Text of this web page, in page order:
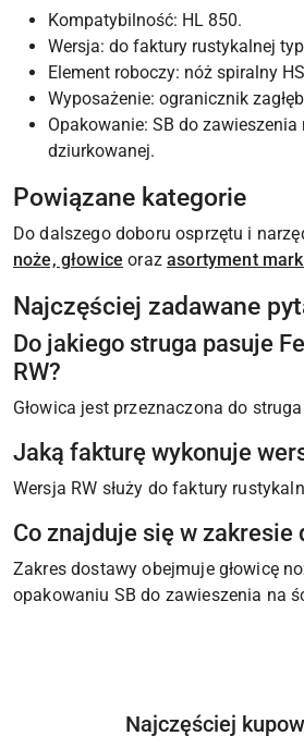
Kompatybilność: HL 850.
Wersja: do faktury rustykalnej
Element roboczy: nóż spiralny
Wyposażenie: ogranicznik
Opakowanie: SB do zawieszenia
dziurkowanej.
Powiązane kategorie
Do dalszego doboru osprzętu i
noże, głowice orazasortyment
Najczęściej zadawane
Do jakiego struga pasuje
RW?
Głowica jest przeznaczona do
Jaką fakturę wykonuje
Wersja RW służy do faktury
Co znajduje się w zakresie
Zakres dostawy obejmuje głowicę
opakowaniu SB do zawieszenia na
Pomiń karuzelę produktów
Produkty
Najczęściej